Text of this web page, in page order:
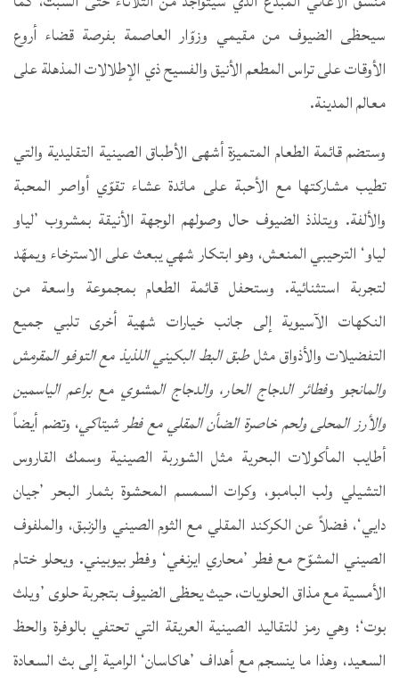
سيحظى الضيوف من مقيمي وزوّار العاصمة بفرصة قضاء أروع
الأوقات على تراس المطعم الأنيق والفسيح ذي الإطلالات المذهلة على
معالم المدينة.
وستضم قائمة الطعام المتميزة أشهى الأطباق الصينية التقليدية والتي
تطيب مشاركتها مع الأحبة على مائدة عشاء تقوّي أواصر المحبة
والألفة. ويتلذذ الضيوف حال وصولهم الوجهة الأنيقة بمشروب ’لياو
لياو‘ الترحيبي المنعش، وهو ابتكار شهي يبعث على الاسترخاء ويمهّد
لتجربة استثنائية. وستحفل قائمة الطعام بمجموعة واسعة من
النكهات الآسيوية إلى جانب خيارات شهية أخرى تلبي جميع
التفضيلات والأذواق مثلطبق البط البكيني اللذيذ مع التوفو المقرمش
والمانجووفطائر الدجاج الحار، والدجاج المشويمعبراعم الياسمين
والأرز المحلى ولحم خاصرة الضأن المقلي مع فطر شيتاكي، وتضم أيضاً
أطايب المأكولات البحرية مثل الشوربة الصينية وسمك القاروس
التشيلي ولب البامبو، وكرات السمسم المحشوة بثمار البحر ’جيان
دايي‘، فضلاً عن الكركند المقلي مع الثوم الصيني والزنبق، والملفوف
الصيني المشوّح مع فطر ’محاري ايرنغي‘ وفطر بيوبيني. ويحلو ختام
الأمسية مع مذاق الحلويات، حيث يحظى الضيوف بتجربة حلوى ’ويلث
بوت‘؛ وهي رمز للتقاليد الصينية العريقة التي تحتفي بالوفرة والحظ
السعيد، وهذا ما ينسجم مع أهداف ’هاكاسان‘ الرامية إلى بث السعادة